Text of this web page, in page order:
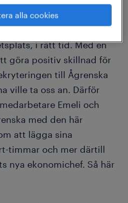
hur viktigt det är med rätt
i rätt tid. Med en
göra positiv skillnad för
till Ågrenska
ville ta oss an. Därför
Emeli och
med den här
att lägga sina
timmar och mer därtill
nya ekonomichef. Så här
alla cookies